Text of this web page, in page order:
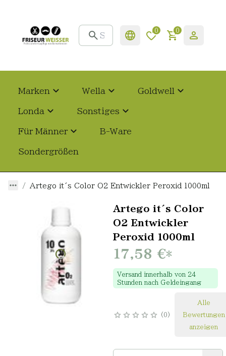
0 0
Marken Wella Goldwell
Londa Sonstiges
Für Männer B-Ware
Sondergrößen
Artego it´s Color O2 Entwickler Peroxid 1000ml
Artego it´s Color
O2 Entwickler
Peroxid 1000ml
17,58 €*
Versand innerhalb von 24
Stunden nach Geldeingang
0
Alle
Bewertungen
anzeigen